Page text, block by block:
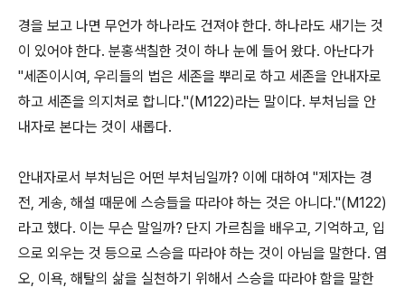
경을 보고 나면 무언가 하나라도 건져야 한다. 하나라도 새기는 것
이 있어야 한다. 분홍색칠한 것이 하나 눈에 들어 왔다. 아난다가
"세존이시여, 우리들의 법은 세존을 뿌리로 하고 세존을 안내자로
하고 세존을 의지처로 합니다."(M122)라는 말이다. 부처님을 안
내자로 본다는 것이 새롭다.
안내자로서 부처님은 어떤 부처님일까? 이에 대하여 "제자는 경
전, 게송, 해설 때문에 스승들을 따라야 하는 것은 아니다."(M122)
라고 했다. 이는 무슨 말일까? 단지 가르침을 배우고, 기억하고, 입
으로 외우는 것 등으로 스승을 따라야 하는 것이 아님을 말한다. 염
오, 이욕, 해탈의 삶을 실천하기 위해서 스승을 따라야 함을 말한